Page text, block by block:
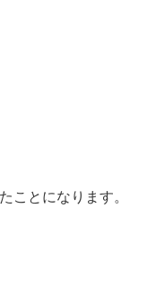
ことになります。